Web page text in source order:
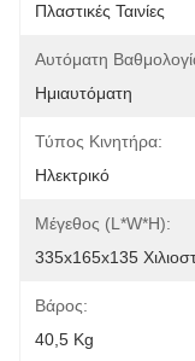
Πλαστικές Ταινίες
Αυτόματη
Ημιαυτόματη
Τύπος Κινητήρα:
Ηλεκτρικό
Μέγεθος (L*W*H):
335x165x135
Βάρος:
40,5 Kg